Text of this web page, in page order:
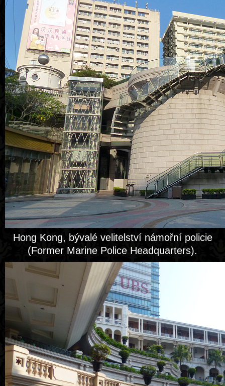
Hong Kong, bývalé velitelství námořní policie
(Former Marine Police Headquarters).